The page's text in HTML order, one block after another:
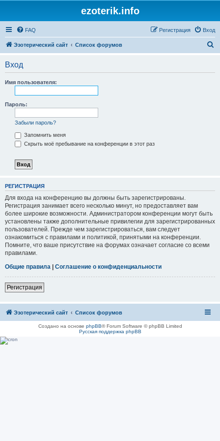
ezoterik.info
FAQ Вход
Регистрация
Эзотерический сайт Список форумов
Вход
Имя пользователя:
Пароль:
Забыли пароль?
Запомнить меня
Скрыть моё пребывание на конференции в этот раз
РЕГИСТРАЦИЯ
Для входа на конференцию вы должны быть зарегистрированы.
Регистрация занимает всего несколько минут, но предоставляет вам
более широкие возможности. Администратором конференции могут быть
установлены также дополнительные привилегии для зарегистрированных
пользователей. Прежде чем зарегистрироваться, вам следует
ознакомиться с правилами и политикой, принятыми на конференции.
Помните, что ваше присутствие на форумах означает согласие со всеми
правилами.
Общие правила | Соглашение о конфиденциальности
Регистрация
Эзотерический сайт Список форумов
Создано на основе phpBB® Forum Software © phpBB Limited
Русская поддержка phpBB